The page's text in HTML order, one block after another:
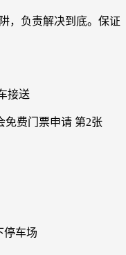
，负责解决到底。保证
接送
停车场